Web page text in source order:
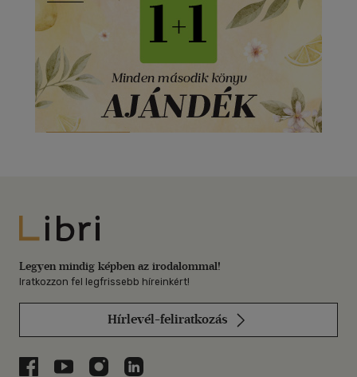
Libri
Legyen mindig képben az irodalommal!
Iratkozzon fel legfrissebb híreinkért!
Hírlevél-feliratkozás
Libri a Facebookon
Libri a Youtube-on
Libri az Instagramon
Libri a LinkedInen